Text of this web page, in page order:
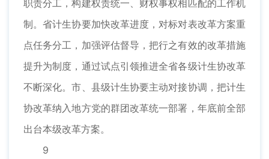
职责分工，构建权责统一、财权事权相匹配的工作机
制。省计生协要加快改革进度，对标对表改革方案重
点任务分工，加强评估督导，把行之有效的改革措施
提升为制度，通过试点引领推进全省各级计生协改革
不断深化。市、县级计生协要主动对接协调，把计生
协改革纳入地方党的群团改革统一部署，年底前全部
出台本级改革方案。
9